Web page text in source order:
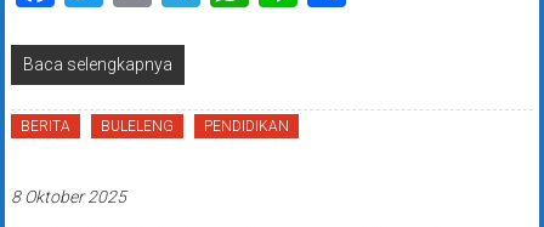
Baca selengkapnya
BERITA BULELENG PENDIDIKAN
8 Oktober 2025